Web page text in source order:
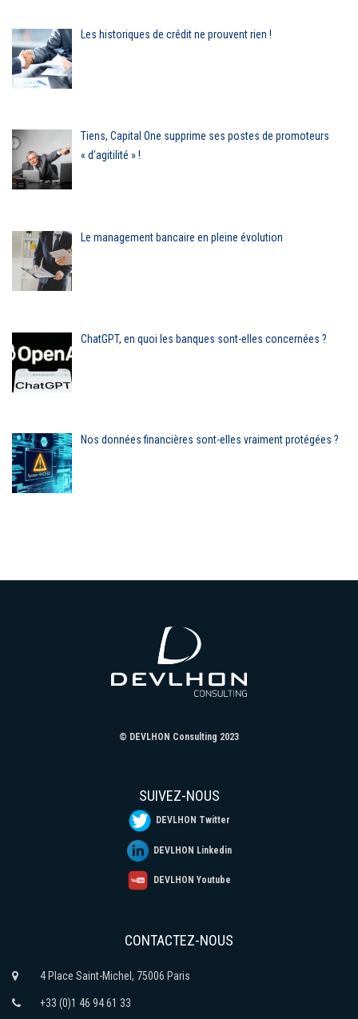
Les historiques de crédit ne prouvent rien !
Tiens, Capital One supprime ses postes de promoteurs
« d’agitilité » !
Le management bancaire en pleine évolution
ChatGPT, en quoi les banques sont-elles concernées ?
Nos données financières sont-elles vraiment protégées ?
© DEVLHON Consulting 2023
SUIVEZ-NOUS
DEVLHON Twitter
DEVLHON Linkedin
DEVLHON Youtube
CONTACTEZ-NOUS
4 Place Saint-Michel, 75006 Paris
+33 (0)1 46 94 61 33